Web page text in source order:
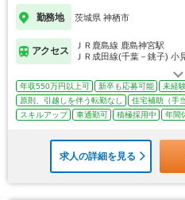
勤務地 茨城県 神栖市
アクセス
ＪＲ鹿島線 鹿島神宮駅
ＪＲ成田線(千葉－銚子) 小
年収550万円以上可 新卒も応募可能
未経
原則、引越しを伴う転勤なし
住宅補助（手
スキルアップ
車通勤可 積極採用中 年間
求人の詳細を見る